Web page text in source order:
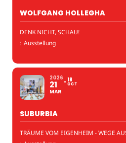
WOLFGANG HOLLEGHA
DENK NICHT, SCHAU!
: Ausstellung
2026
21
MAR
18
OCT
SUBURBIA
TRÄUME VOM EIGENHEIM - WEGE